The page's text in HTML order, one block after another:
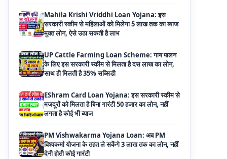
UP Cattle Farming Loan Scheme: गाय पालन
के लिए इस सरकारी स्कीम से मिलता है दस लाख का लोन,
साथ ही मिलती है 35% सब्सिडी
EShram Card Loan Yojana: इस सरकारी स्कीम से
मजदूरों को मिलता है बिना गारंटी 50 हजार का लोन, नहीं
लगता है कोई भी ब्याज
PM Vishwakarma Yojana Loan: अब PM
विश्वकर्मा योजना के तहत ले सकेंगे 3 लाख तक का लोन, नहीं
देनी होती कोई गारंटी
National Livestock Mission Loan: पशुपालन
बिजनेस के लिए सरकार देगी आधा पैसा, इस सरकारी योजना
ने मचाया तहलका